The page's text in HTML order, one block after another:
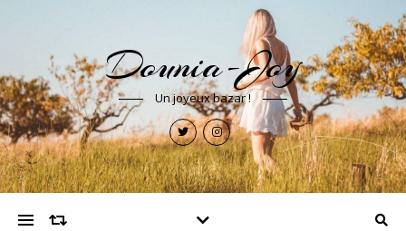
Dounia-Joy
Un joyeux bazar !